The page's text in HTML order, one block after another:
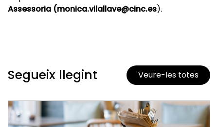
Assessoria (monica.vilallave@cinc.es).
Segueix llegint Veure-les totes